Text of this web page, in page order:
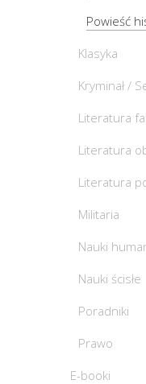
Powieść
Klasyka
Kryminał /
Literatura
Literatura
Literatura
Militaria
Nauki
Nauki ścisłe
Poradniki
Prawo
E-booki